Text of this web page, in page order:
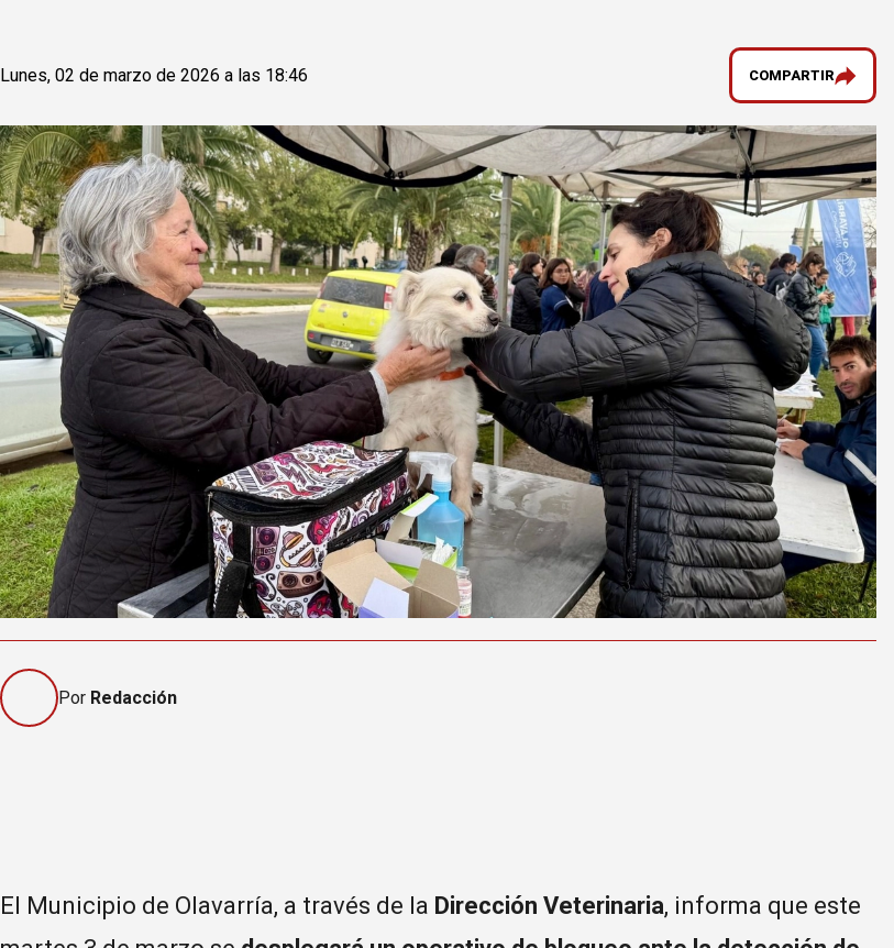
Lunes, 02 de marzo de 2026 a las 18:46 COMPARTIR
Por Redacción
El Municipio de Olavarría, a través de la Dirección Veterinaria, informa que este